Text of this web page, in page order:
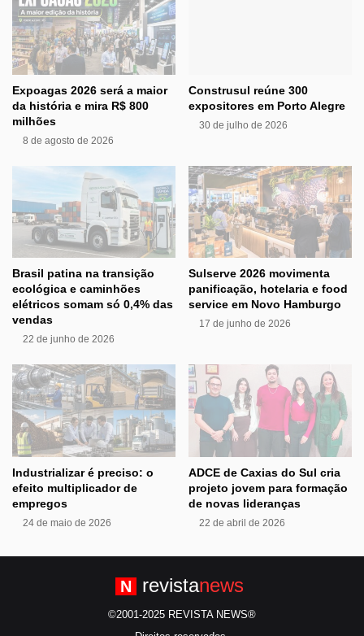
Expoagas 2026 será a maior
da história e mira R$ 800
milhões
8 de agosto de 2026
Construsul reúne 300
expositores em Porto Alegre
30 de julho de 2026
Brasil patina na transição
ecológica e caminhões
elétricos somam só 0,4% das
vendas
22 de junho de 2026
Sulserve 2026 movimenta
panificação, hotelaria e food
service em Novo Hamburgo
17 de junho de 2026
Industrializar é preciso: o
efeito multiplicador de
empregos
24 de maio de 2026
ADCE de Caxias do Sul cria
projeto jovem para formação
de novas lideranças
22 de abril de 2026
N revistanews
©2001-2025 REVISTA NEWS®